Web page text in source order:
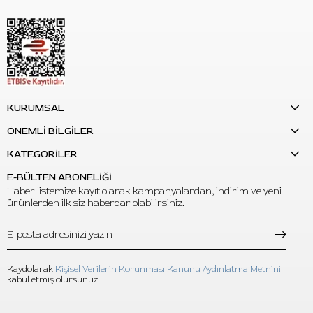
KURUMSAL
ÖNEMLİ BİLGİLER
KATEGORİLER
E-BÜLTEN ABONELİĞİ
Haber listemize kayıt olarak kampanyalardan, indirim ve yeni
ürünlerden ilk siz haberdar olabilirsiniz.
Kaydolarak Kişisel Verilerin Korunması Kanunu Aydınlatma Metnini
kabul etmiş olursunuz.